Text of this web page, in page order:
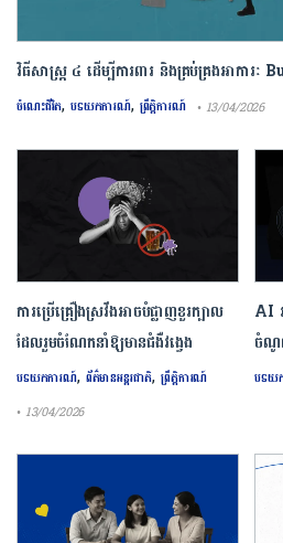
វិធីសាស្រ្ត ៤ ​ដើម្បី​ការពារ និងគ្រប់គ្រង​អាការៈ
ចំណេះជីវិត, បទយកការណ៍, ព្រឹត្តិការណ៍ • 13/04/2026
ការ​ប្រើគ្រឿង​ស្រវឹង​អាចបំផ្លាញ​ខួរក្បាល
ដែល​រួមចំណែក​នាំឱ្យ​មាន​ជំងឺ​វង្វេង
បទយកការណ៍, ព័ត៌មានអន្តរជាតិ,ព្រឹត្តិការណ៍
• 13/04/2026
AI
ចំណូ
បទយ